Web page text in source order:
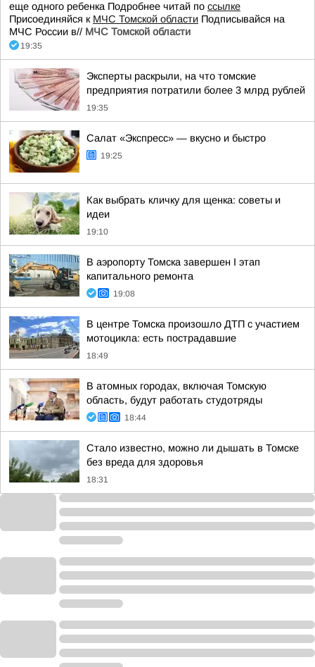
еще одного ребенка Подробнее читай по ссылке
Присоединяйся к МЧС Томской области Подписывайся на
МЧС России в// МЧС Томской области
19:35
Эксперты раскрыли, на что томские
предприятия потратили более 3 млрд рублей
19:35
Салат «Экспресс» — вкусно и быстро
19:25
Как выбрать кличку для щенка: советы и
идеи
19:10
В аэропорту Томска завершен I этап
капитального ремонта
19:08
В центре Томска произошло ДТП с участием
мотоцикла: есть пострадавшие
18:49
В атомных городах, включая Томскую
область, будут работать студотряды
18:44
Стало известно, можно ли дышать в Томске
без вреда для здоровья
18:31